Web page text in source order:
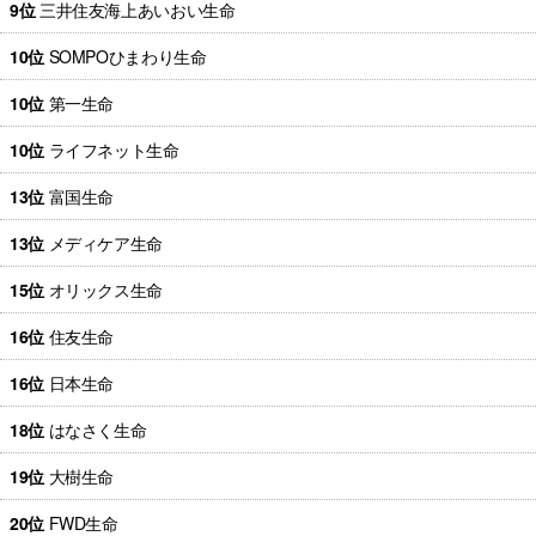
9位 三井住友海上あいおい生命
10位 SOMPOひまわり生命
10位 第一生命
10位 ライフネット生命
13位 富国生命
13位 メディケア生命
15位 オリックス生命
16位 住友生命
16位 日本生命
18位 はなさく生命
19位 大樹生命
20位 FWD生命